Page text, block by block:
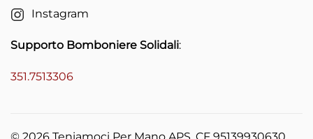
Instagram
Supporto Bomboniere Solidali:
351.7513306